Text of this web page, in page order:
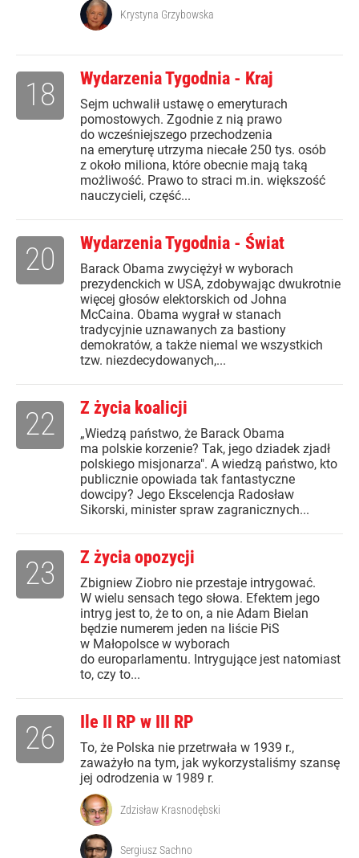
Krystyna Grzybowska
Wydarzenia Tygodnia - Kraj
Sejm uchwalił ustawę o emeryturach
pomostowych. Zgodnie z nią prawo
do wcześniejszego przechodzenia
na emeryturę utrzyma niecałe 250 tys. osób
z około miliona, które obecnie mają taką
możliwość. Prawo to straci m.in. większość
nauczycieli, część...
18
Wydarzenia Tygodnia - Świat
Barack Obama zwyciężył w wyborach
prezydenckich w USA, zdobywając dwukrotnie
więcej głosów elektorskich od Johna
McCaina. Obama wygrał w stanach
tradycyjnie uznawanych za bastiony
demokratów, a także niemal we wszystkich
tzw. niezdecydowanych,...
20
Z życia koalicji
„Wiedzą państwo, że Barack Obama
ma polskie korzenie? Tak, jego dziadek zjadł
polskiego misjonarza". A wiedzą państwo, kto
publicznie opowiada tak fantastyczne
dowcipy? Jego Ekscelencja Radosław
Sikorski, minister spraw zagranicznych...
22
Z życia opozycji
Zbigniew Ziobro nie przestaje intrygować.
W wielu sensach tego słowa. Efektem jego
intryg jest to, że to on, a nie Adam Bielan
będzie numerem jeden na liście PiS
w Małopolsce w wyborach
do europarlamentu. Intrygujące jest natomiast
to, czy to...
23
Ile II RP w III RP
To, że Polska nie przetrwała w 1939 r.,
zaważyło na tym, jak wykorzystaliśmy szansę
jej odrodzenia w 1989 r.
26
Zdzisław Krasnodębski
Sergiusz Sachno